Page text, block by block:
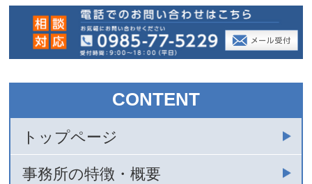
CONTENT
トップページ
事務所の特徴・概要